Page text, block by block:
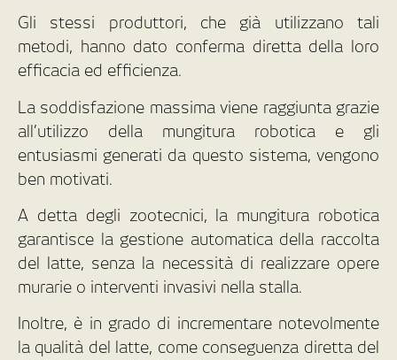
Gli stessi produttori, che già utilizzano tali
metodi, hanno dato conferma diretta della loro
efficacia ed efficienza.
La soddisfazione massima viene raggiunta grazie
all’utilizzo della mungitura robotica e gli
entusiasmi generati da questo sistema, vengono
ben motivati.
A detta degli zootecnici, la mungitura robotica
garantisce la gestione automatica della raccolta
del latte, senza la necessità di realizzare opere
murarie o interventi invasivi nella stalla.
Inoltre, è in grado di incrementare notevolmente
la qualità del latte, come conseguenza diretta del